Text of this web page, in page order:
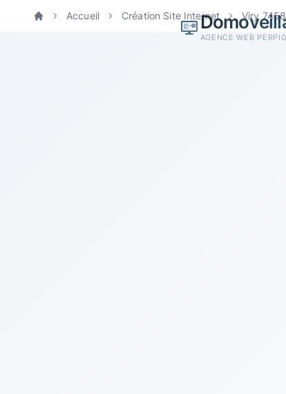
AGENCE WEB
Accueil Création Site Internet Viry